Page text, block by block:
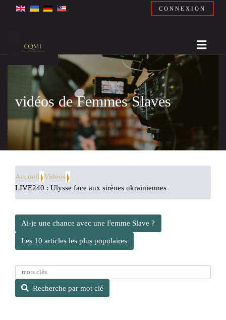
CONNEXION
vidéos de Femmes Slaves
Accueil Vidéos
LIVE240 : Ulysse face aux sirènes ukrainiennes
Ai-je une chance avec une Femme Slave ?
Les 10 articles les plus populaires
e
Recherche par mot clé